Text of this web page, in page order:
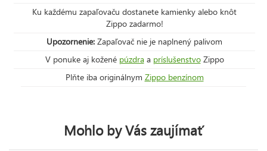
Ku každému zapaľovaču dostanete kamienky alebo knôt
Zippo zadarmo!
Upozornenie: Zapaľovač nie je naplnený palivom
V ponuke aj kožené púzdraa príslušenstvoZippo
Plňte iba originálnym Zippo benzínom
Mohlo by Vás zaujímať